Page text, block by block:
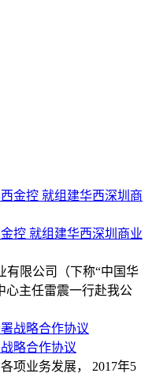
控 就组建华西深圳商业
有限公司（下称“中国华
心主任雷震一行赴我公
略合作协议
项业务发展， 2017年5